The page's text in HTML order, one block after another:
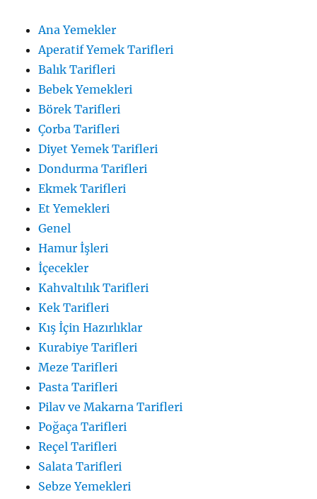
Ana Yemekler
Aperatif Yemek Tarifleri
Balık Tarifleri
Bebek Yemekleri
Börek Tarifleri
Çorba Tarifleri
Diyet Yemek Tarifleri
Dondurma Tarifleri
Ekmek Tarifleri
Et Yemekleri
Genel
Hamur İşleri
İçecekler
Kahvaltılık Tarifleri
Kek Tarifleri
Kış İçin Hazırlıklar
Kurabiye Tarifleri
Meze Tarifleri
Pasta Tarifleri
Pilav ve Makarna Tarifleri
Poğaça Tarifleri
Reçel Tarifleri
Salata Tarifleri
Sebze Yemekleri